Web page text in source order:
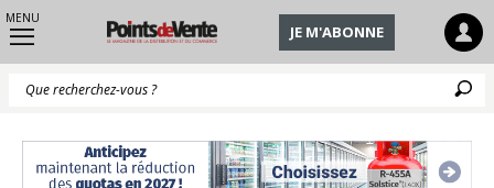
MENU
JE M'ABONNE